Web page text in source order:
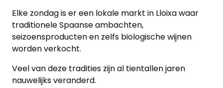
Elke zondag is er een lokale markt in Lloixa waar
traditionele Spaanse ambachten,
seizoensproducten en zelfs biologische wijnen
worden verkocht.
Veel van deze tradities zijn al tientallen jaren
nauwelijks veranderd.